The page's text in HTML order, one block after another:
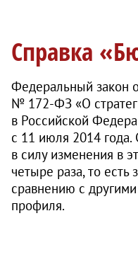
Справка
Федеральный закон
№ 172‑ФЗ «О
в Российской
с 11 июля 2014 года.
в силу изменения в
четыре раза, то
сравнению с
профиля.